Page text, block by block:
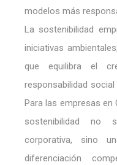
modelos más
La sostenibilidad
iniciativas
que equilibra el
responsabilidad social
Para las empresas en
sostenibilidad no
corporativa, sino
diferenciación